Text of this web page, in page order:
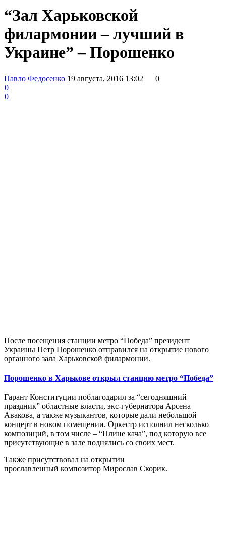
“Зал Харьковской
филармонии – лучший в
Украине” – Порошенко
Павло Федосенко 19 августа, 2016 13:02
0
0
0
После посещения станции метро “Победа” президент
Украины Петр Порошенко отправился на открытие нового
органного зала Харьковской филармонии.
Порошенко в Харькове открыл станцию метро “Победа”
Гарант Конституции поблагодарил за “сегодняшний
праздник” областные власти, экс-губернатора Арсена
Авакова, а также музыкантов, которые дали небольшой
концерт в новом помещении. Оркестр исполнил несколько
композиций, в том числе – “Плине кача”, под которую все
присутствующие в зале поднялись со своих мест.
Также присутствовал на открытии
прославленный композитор Мирослав Скорик.